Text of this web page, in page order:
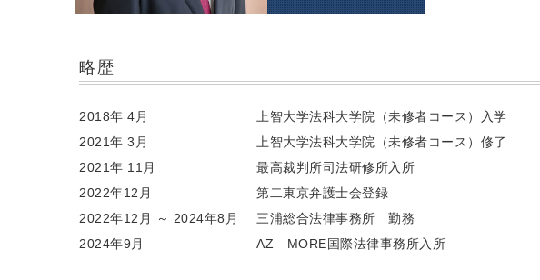
略歴
2018年 4月
上智大学法科大学院（未修者コース）入学
2021年 3月
上智大学法科大学院（未修者コース）修了
2021年 11月
最高裁判所司法研修所入所
2022年12月
第二東京弁護士会登録
2022年12月 ～ 2024年8月
三浦総合法律事務所 勤務
2024年9月
AZ MORE国際法律事務所入所